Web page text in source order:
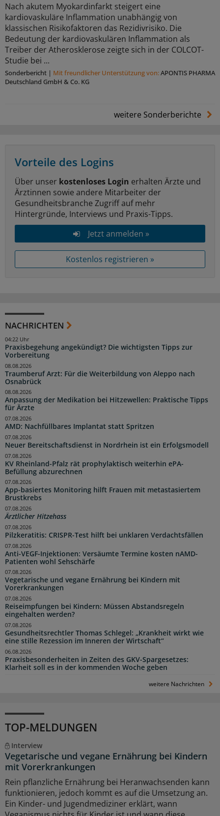
Nach akutem Myokardinfarkt steigert eine
kardiovaskuläre Inflammation unabhängig von
klassischen Risikofaktoren das Rezidivrisiko. Die
Bedeutung der kardiovaskulären Inflammation als
Treiber der Atherosklerose zeigte sich in der COLCOT-
Studie bei ...
Sonderbericht | Mit freundlicher Unterstützung von:APONTIS PHARMA
Deutschland GmbH & Co. KG
weitere Sonderberichte
Vorteile des Logins
Über unser kostenloses Login erhalten Ärzte und
Ärztinnen sowie andere Mitarbeiter der
Gesundheitsbranche Zugriff auf mehr
Hintergründe, Interviews und Praxis-Tipps.
Jetzt anmelden »
Kostenlos registrieren »
NACHRICHTEN
Praxisbegehung angekündigt? Die wichtigsten Tipps zur
Vorbereitung
04:22 Uhr
Traumberuf Arzt: Für die Weiterbildung von Aleppo nach
Osnabrück
08.08.2026
Anpassung der Medikation bei Hitzewellen: Praktische Tipps
für Ärzte
08.08.2026
AMD: Nachfüllbares Implantat statt Spritzen
07.08.2026
Neuer Bereitschaftsdienst in Nordrhein ist ein Erfolgsmodell
07.08.2026
KV Rheinland-Pfalz rät prophylaktisch weiterhin ePA-
Befüllung abzurechnen
07.08.2026
App-basiertes Monitoring hilft Frauen mit metastasiertem
Brustkrebs
07.08.2026
Ärztlicher Hitzehass
07.08.2026
Pilzkeratitis: CRISPR-Test hilft bei unklaren Verdachtsfällen
07.08.2026
Anti-VEGF-Injektionen: Versäumte Termine kosten nAMD-
Patienten wohl Sehschärfe
07.08.2026
Vegetarische und vegane Ernährung bei Kindern mit
Vorerkrankungen
07.08.2026
Reiseimpfungen bei Kindern: Müssen Abstandsregeln
eingehalten werden?
07.08.2026
Gesundheitsrechtler Thomas Schlegel: „Krankheit wirkt wie
eine stille Rezession im Inneren der Wirtschaft“
07.08.2026
Praxisbesonderheiten in Zeiten des GKV-Spargesetzes:
Klarheit soll es in der kommenden Woche geben
06.08.2026
weitere Nachrichten
TOP-MELDUNGEN
Interview
Vegetarische und vegane Ernährung bei Kindern
mit Vorerkrankungen
Rein pflanzliche Ernährung bei Heranwachsenden kann
funktionieren, jedoch kommt es auf die Umsetzung an.
Ein Kinder- und Jugendmediziner erklärt, wann